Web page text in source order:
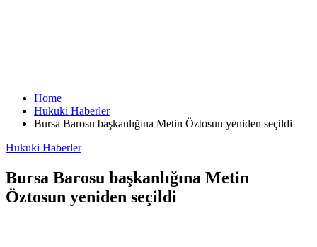
Home
Hukuki Haberler
Bursa Barosu başkanlığına Metin Öztosun yeniden seçildi
Hukuki Haberler
Bursa Barosu başkanlığına Metin
Öztosun yeniden seçildi